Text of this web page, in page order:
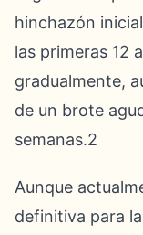
hinchazón
las primeras 12
gradualmente,
de un brote
semanas.2
Aunque
definitiva para